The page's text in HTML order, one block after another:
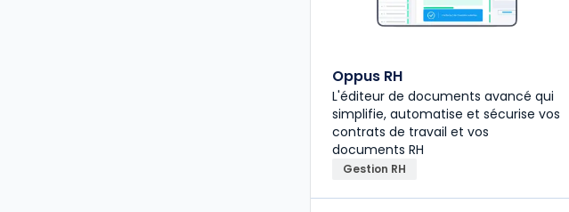
Oppus RH
L'éditeur de documents avancé qui
simplifie, automatise et sécurise vos
contrats de travail et vos
documents RH
Gestion RH